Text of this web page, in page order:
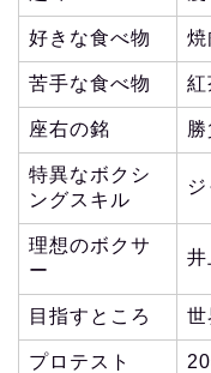
好きな食べ物 焼
苦手な食べ物 紅
座右の銘
特異なボクシ
ングスキル
理想のボクサ
ー
井
目指すところ 世
プロテスト